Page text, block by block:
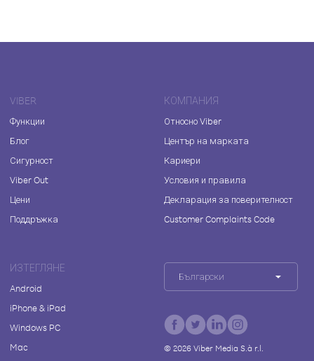
VIBER
Функции
Блог
Сигурност
Viber Out
Цени
Поддръжка
КОМПАНИЯ
Относно Viber
Център на марката
Кариери
Условия и правила
Декларация за поверителност
Customer Complaints Code
ИЗТЕГЛЯНЕ
Android
iPhone & iPad
Windows PC
Mac
Български
© 2026Viber Media S.à r.l.